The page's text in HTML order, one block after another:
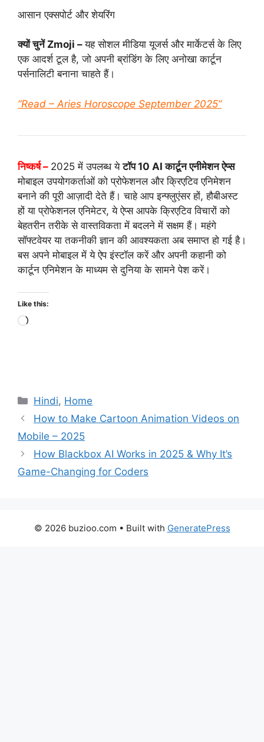
आसान एक्सपोर्ट और शेयरिंग
क्यों चुनें Zmoji –यह सोशल मीडिया यूजर्स और मार्केटर्स के लिए
एक आदर्श टूल है, जो अपनी ब्रांडिंग के लिए अनोखा कार्टून
पर्सनालिटी बनाना चाहते हैं।
“Read – Aries Horoscope September 2025”
निष्कर्ष – 2025 में उपलब्ध येटॉप 10 AI कार्टून एनीमेशन ऐप्स
मोबाइल उपयोगकर्ताओं को प्रोफेशनल और क्रिएटिव एनिमेशन
बनाने की पूरी आज़ादी देते हैं। चाहे आप इन्फ्लुएंसर हों, हौबीअस्ट
हों या प्रोफेशनल एनिमेटर, ये ऐप्स आपके क्रिएटिव विचारों को
बेहतरीन तरीके से वास्तविकता में बदलने में सक्षम हैं। महंगे
सॉफ्टवेयर या तकनीकी ज्ञान की आवश्यकता अब समाप्त हो गई है।
बस अपने मोबाइल में ये ऐप इंस्टॉल करें और अपनी कहानी को
कार्टून एनिमेशन के माध्यम से दुनिया के सामने पेश करें।
Like this:
Loading…
Categories
Hindi, Home
How to Make Cartoon Animation Videos on
Mobile – 2025
How Blackbox AI Works in 2025 & Why It’s
Game-Changing for Coders
© 2026 buzioo.com • Built with GeneratePress